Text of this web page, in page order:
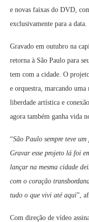
e novas faixas do DVD,
exclusivamente para a data.
Gravado em outubro na
retorna à São Paulo para
tem com a cidade. O
e orquestra, marcando uma
liberdade artística e
agora também ganha vida
“São Paulo sempre teve
Gravar esse projeto lá foi
lançar na mesma cidade
com o coração
tudo o que vivi até aqui”,
Com direção de vídeo